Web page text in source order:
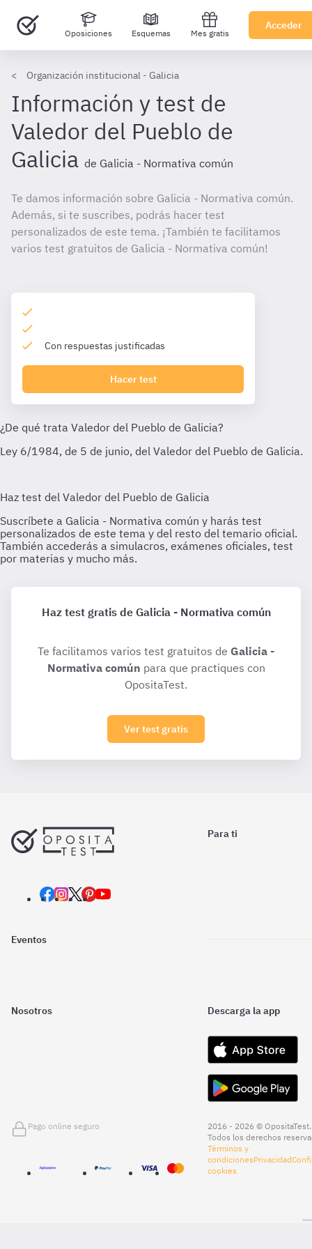
Oposiciones Esquemas Mes gratis
Acceder
Organización institucional - Galicia
Información y test de
Valedor del Pueblo de
Galicia de Galicia - Normativa común
Te damos información sobre Galicia - Normativa común.
Además, si te suscribes, podrás hacer test
personalizados de este tema. ¡También te facilitamos
varios test gratuitos de Galicia - Normativa común!
Con respuestas justificadas
Hacer test
Haz test gratis de Galicia - Normativa común
Te facilitamos varios test gratuitos de Galicia -
Normativa común para que practiques con
OpositaTest.
Ver test gratis
Para ti
Eventos
Nosotros Descarga la app
Pago online seguro
2016 - 2026 © OpositaTest.
Todos los derechos
Términos y
condicionesPrivacidad
cookies